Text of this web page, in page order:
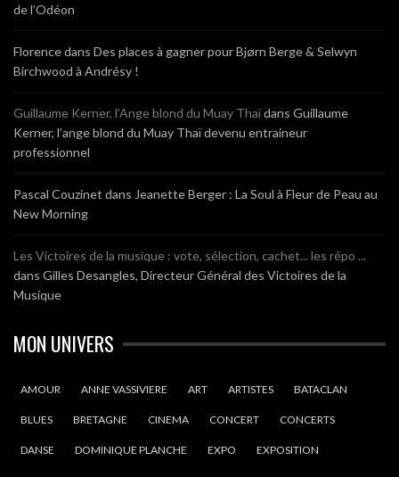
de l’Odéon
Florencedans Des places à gagner pour Bjørn Berge & Selwyn
Birchwood à Andrésy !
Guillaume Kerner, l’Ange blond du Muay Thaïdans Guillaume
Kerner, l’ange blond du Muay Thaï devenu entraineur
professionnel
Pascal Couzinet dans Jeanette Berger : La Soul à Fleur de Peau au
New Morning
Les Victoires de la musique : vote, sélection, cachet... les répo ...
dans Gilles Desangles, Directeur Général des Victoires de la
Musique
MON UNIVERS
AMOUR ANNE VASSIVIERE ART ARTISTES BATACLAN
BLUES BRETAGNE CINEMA CONCERT CONCERTS
DANSE DOMINIQUE PLANCHE EXPO EXPOSITION